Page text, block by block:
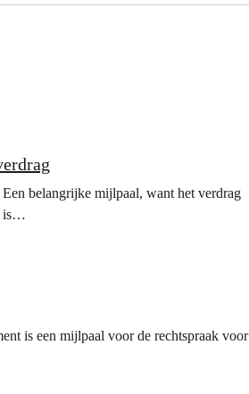
belangrijke mijlpaal, want het verdrag
is…
is een mijlpaal voor de rechtspraak voor